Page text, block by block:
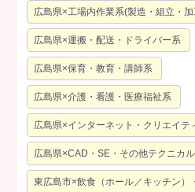
広島県×工場内作業系(製造・組立・
広島県×運搬・配送・ドライバー系
広島県×保育・教育・講師系
広島県×介護・看護・医療福祉系
広島県×インターネット・クリエイテ
広島県×CAD・SE・その他テクニカ
東広島市×飲食（ホール／キッチン）